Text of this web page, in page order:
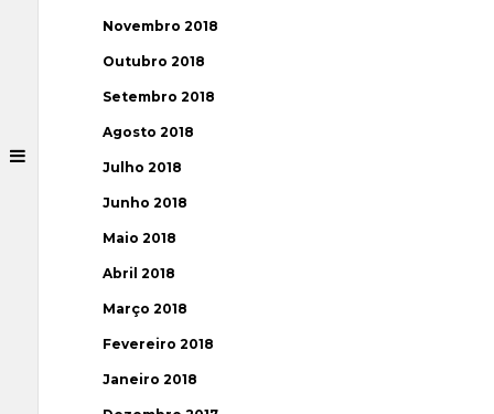
Novembro 2018
Outubro 2018
Setembro 2018
Agosto 2018
Julho 2018
Junho 2018
Maio 2018
Abril 2018
Março 2018
Fevereiro 2018
Janeiro 2018